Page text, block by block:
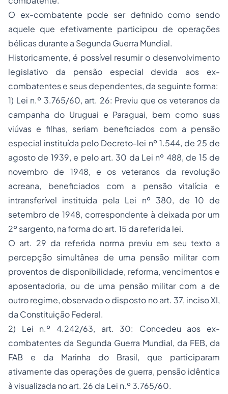
O ex-combatente pode ser definido como sendo
aquele que efetivamente participou de operações
bélicas durante a Segunda Guerra Mundial.
Historicamente, é possível resumir o desenvolvimento
legislativo da pensão especial devida aos ex-
combatentes e seus dependentes, da seguinte forma:
1) Lei n.º 3.765/60, art. 26: Previu que os veteranos da
campanha do Uruguai e Paraguai, bem como suas
viúvas e filhas, seriam beneficiados com a pensão
especial instituída pelo Decreto-lei nº 1.544, de 25 de
agosto de 1939, e pelo art. 30 da Lei nº 488, de 15 de
novembro de 1948, e os veteranos da revolução
acreana, beneficiados com a pensão vitalícia e
intransferível instituída pela Lei nº 380, de 10 de
setembro de 1948, correspondente à deixada por um
2º sargento, na forma do art. 15 da referida lei.
O art. 29 da referida norma previu em seu texto a
percepção simultânea de uma pensão militar com
proventos de disponibilidade, reforma, vencimentos e
aposentadoria, ou de uma pensão militar com a de
outro regime, observado o disposto no art. 37, inciso XI,
da Constituição Federal.
2) Lei n.º 4.242/63, art. 30: Concedeu aos ex-
combatentes da Segunda Guerra Mundial, da FEB, da
FAB e da Marinha do Brasil, que participaram
ativamente das operações de guerra, pensão idêntica
à visualizada no art. 26 da Lei n.º 3.765/60.